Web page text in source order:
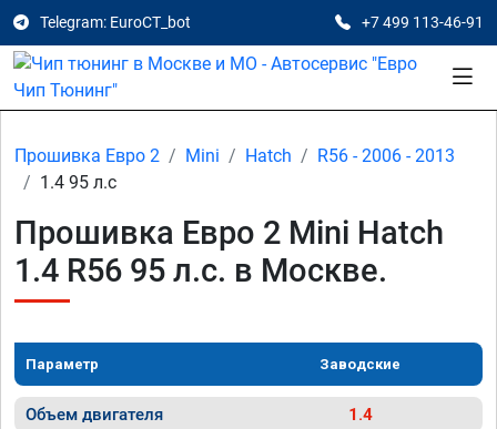
Telegram: EuroCT_bot +7 499 113-46-91
Прошивка Евро 2 Mini Hatch
R56 - 2006 - 2013
1.4 95 л.с
Прошивка Евро 2 Mini Hatch
1.4 R56 95 л.с. в Москве.
Параметр Заводские
Объем двигателя 1.4